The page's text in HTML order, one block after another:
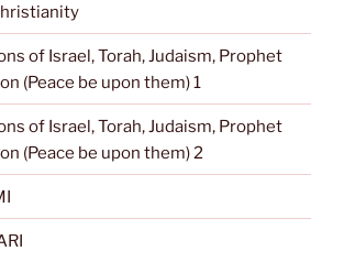
of Israel, Torah, Judaism, Prophet
(Peace be upon them) 1
of Israel, Torah, Judaism, Prophet
(Peace be upon them) 2